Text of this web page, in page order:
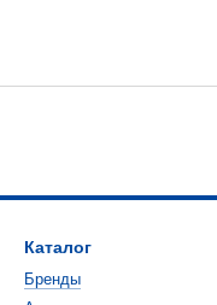
Каталог
Бренды